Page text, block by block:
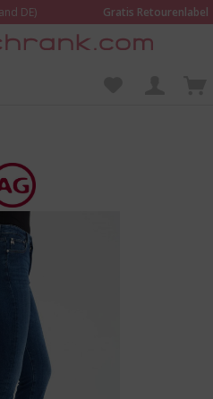
DE)
Gratis Retourenlabel
anprobieren und beraten lassen